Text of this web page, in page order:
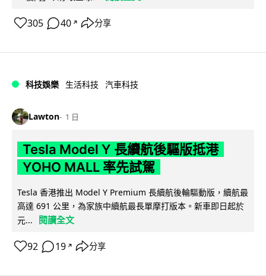
305 40 ↗ 分享
科技娛樂 生活科技 汽車科技
Lawton 1 日
Tesla Model Y 長續航後驅版抵港
YOHO MALL 率先試駕
Tesla 香港推出 Model Y Premium 長續航後輪驅動版，續航最
高達 691 公里，為家族中續航最長單摩打版本。新車即日起於
元...
閱讀全文
92 19 ↗ 分享